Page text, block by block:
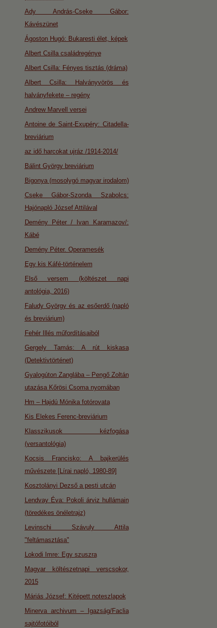
Ady András-Cseke Gábor:
Kávészünet
Ágoston Hugó: Bukaresti élet, képek
Albert Csilla családregénye
Albert Csilla: Fényes tisztás (dráma)
Albert Csilla: Halványvörös és
halványfekete – regény
Andrew Marvell versei
Antoine de Saint-Exupéry: Citadella-
breviárium
az idő harcokat ujráz /1914-2014/
Bálint György breviárium
Bigonya (mosolygó magyar irodalom)
Cseke Gábor-Szonda Szabolcs:
Hajónapló József Attilával
Demény Péter / Ivan Karamazov/:
Kábé
Demény Péter. Operamesék
Egy kis Káfé-történelem
Első versem (költészet napi
antológia, 2016)
Faludy György és az esőerdő (napló
és breviárium)
Fehér Illés műfordításaiból
Gergely Tamás: A rút kiskasa
(Detektivtörténet)
Gyalogúton Zanglába – Pengő Zoltán
utazása Kőrösi Csoma nyomában
Hm – Hajdú Mónika fotórovata
Kis Elekes Ferenc-breviárium
Klasszikusok kézfogása
(versantológia)
Kocsis Francisko: A bajkerülés
művészete [Lírai napló, 1980-89]
Kosztolányi Dezső a pesti utcán
Lendvay Éva: Pokoli árviz hullámain
(töredékes önéletrajz)
Levinschi Szávuly Attila
"feltámasztása"
Lokodi Imre: Egy szuszra
Magyar költészetnapi verscsokor,
2015
Máriás József: Kitépett noteszlapok
Minerva archivum – Igazság/Faclia
sajtófotóiból